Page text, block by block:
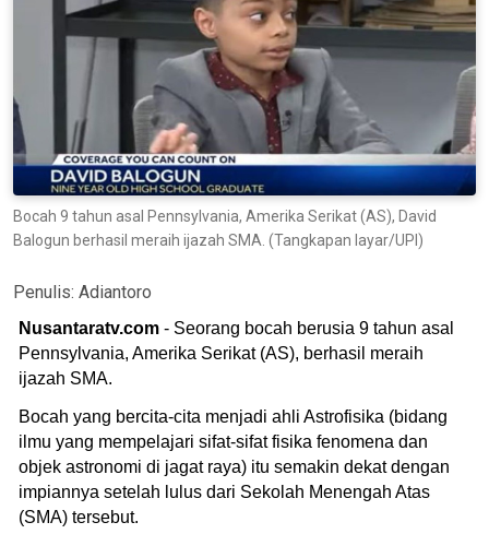
Bocah 9 tahun asal Pennsylvania, Amerika Serikat (AS), David
Balogun berhasil meraih ijazah SMA. (Tangkapan layar/UPI)
Penulis: Adiantoro
Nusantaratv.com - Seorang bocah berusia 9 tahun asal
Pennsylvania, Amerika Serikat (AS), berhasil meraih
ijazah SMA.
Bocah yang bercita-cita menjadi ahli Astrofisika (bidang
ilmu yang mempelajari sifat-sifat fisika fenomena dan
objek astronomi di jagat raya) itu semakin dekat dengan
impiannya setelah lulus dari Sekolah Menengah Atas
(SMA) tersebut.